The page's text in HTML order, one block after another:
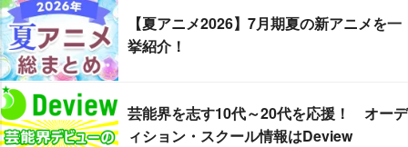
【夏アニメ2026】7月期夏の新アニメを一
挙紹介！
芸能界を志す10代～20代を応援！ オーデ
ィション・スクール情報はDeview